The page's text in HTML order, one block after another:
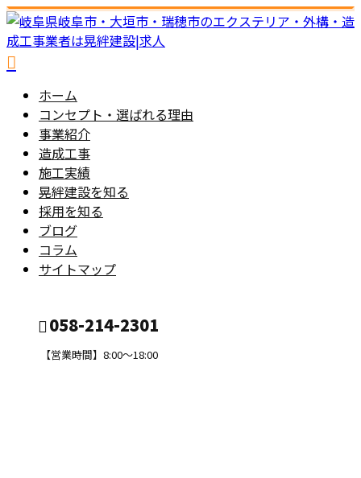
ホーム
コンセプト・選ばれる理由
事業紹介
造成工事
施工実績
晃絆建設を知る
採用を知る
ブログ
コラム
サイトマップ
058-214-2301
【営業時間】8:00～18:00